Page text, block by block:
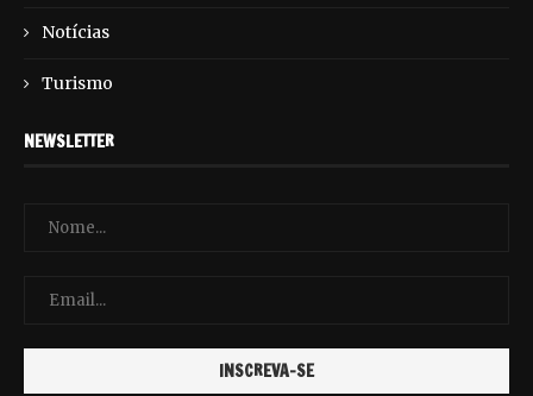
Notícias
Turismo
NEWSLETTER